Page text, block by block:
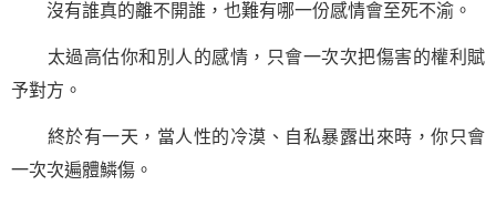
沒有誰真的離不開誰，也難有哪一份感情會至死不渝。
太過高估你和別人的感情，只會一次次把傷害的權利賦
予對方。
終於有一天，當人性的冷漠、自私暴露出來時，你只會
一次次遍體鱗傷。